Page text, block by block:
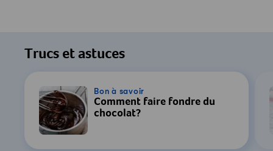
Trucs et astuces
Bon à savoir
Comment faire fondre du
chocolat?